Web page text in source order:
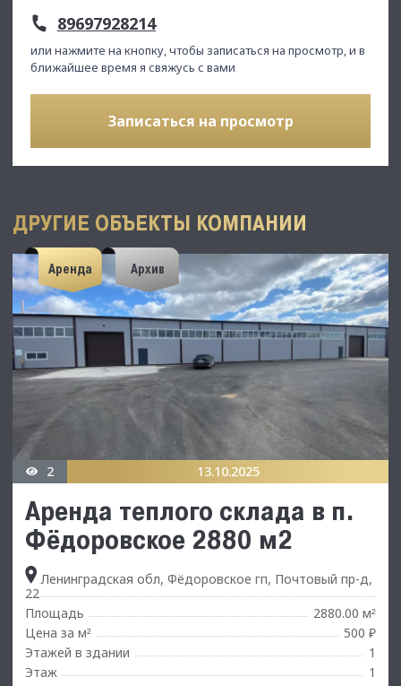
89697928214
или нажмите на кнопку, чтобы записаться на просмотр, и в
ближайшее время я свяжусь с вами
Записаться на просмотр
ДРУГИЕ ОБЪЕКТЫ КОМПАНИИ
Аренда Архив
2 13.10.2025
Аренда теплого склада в п.
Фёдоровское 2880 м2
Ленинградская обл, Фёдоровское гп, Почтовый пр-д,
22
Площадь
2880.00 м²
Цена за м²
500 ₽
Этажей в здании
1
Этаж
1